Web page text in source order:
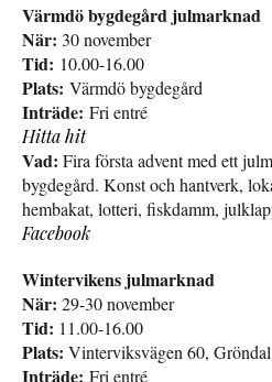
Värmdö bygdegård julmarknad
När: 30 november
Tid: 10.00-16.00
Plats: Värmdö bygdegård
Inträde: Fri entré
Hitta hit
Vad: Fira första advent med ett
bygdegård. Konst och hantverk,
hembakat, lotteri, fiskdamm,
Facebook
Wintervikens julmarknad
När: 29-30 november
Tid: 11.00-16.00
Plats: Vinterviksvägen 60, Gröndal
Inträde: Fri entré